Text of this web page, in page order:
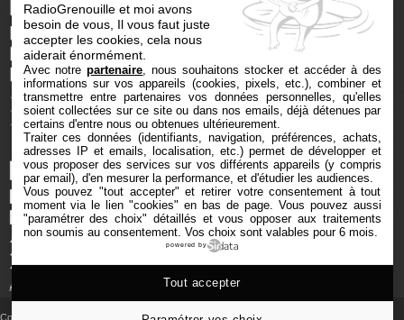
Copyright © 2025 Radio Grenouille tous droits réservés
RadioGrenouille et moi avons
besoin de vous, Il vous faut juste
accepter les cookies, cela nous
aiderait énormément.
Avec notrepartenaire , nous souhaitons stocker et accéder à des
informations sur vos appareils (cookies, pixels, etc.), combiner et
transmettre entre partenaires vos données personnelles, qu'elles
soient collectées sur ce site ou dans nos emails, déjà détenues par
certains d'entre nous ou obtenues ultérieurement.
Traiter ces données (identifiants, navigation, préférences, achats,
adresses IP et emails, localisation, etc.) permet de développer et
vous proposer des services sur vos différents appareils (y compris
par email), d'en mesurer la performance, et d'étudier les audiences.
Vous pouvez "tout accepter" et retirer votre consentement à tout
moment via le lien "cookies" en bas de page. Vous pouvez aussi
"paramétrer des choix" détaillés et vous opposer aux traitements
non soumis au consentement. Vos choix sont valables pour 6 mois.
powered by
Tout accepter